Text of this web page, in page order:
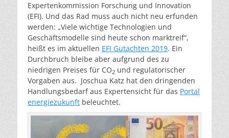
Expertenkommission Forschung und Innovation
(EFI). Und das Rad muss auch nicht neu erfunden
werden: „Viele wichtige Technologien und
Geschäftsmodelle sind heute schon marktreif“,
heißt es im aktuellen EFI Gutachten 2019. Ein
Durchbruch bleibe aber aufgrund des zu
niedrigen Preises für CO2 und regulatorischer
Vorgaben aus. Joschua Katz hat den dringenden
Handlungsbedarf aus Expertensicht für das Portal
energiezukunft beleuchtet.